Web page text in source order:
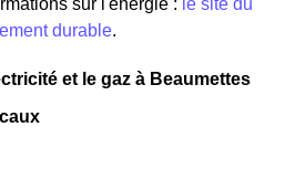
sur l'énergie : le site du
durable.
et le gaz à Beaumettes